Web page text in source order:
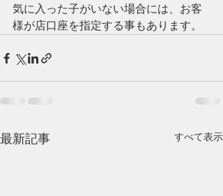
気に入った子がいない場合には、お客
様が店口座を指定する事もあります。
最新記事 すべて表示